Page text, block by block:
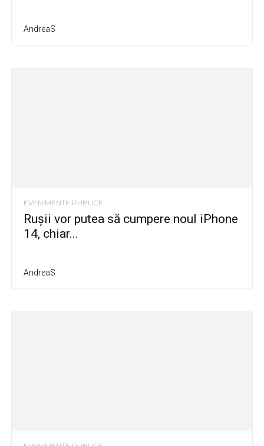
AndreaS
EVENIMENTE PUBLICE
Ruşii vor putea să cumpere noul iPhone
14, chiar...
AndreaS